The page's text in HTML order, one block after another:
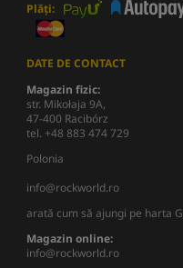
Plăți:
DATE DE CONTACT
Magazin fizic:
str. Mikołaja 9A,
47-400 Racibórz
tel. +48 883 474 729
Polonia
info@rockworld.ro
arată cum să ajungi pe harta
Magazin online:
info@rockworld.ro